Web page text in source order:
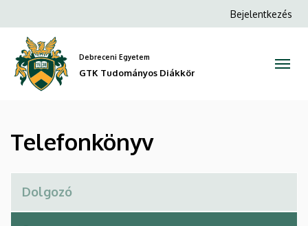
GTK
Tudományos
Diákkör
a
tartalomra
Anonim
Bejelentkezés
Debreceni Egyetem
GTK Tudományos Diákkör
Telefonkönyv